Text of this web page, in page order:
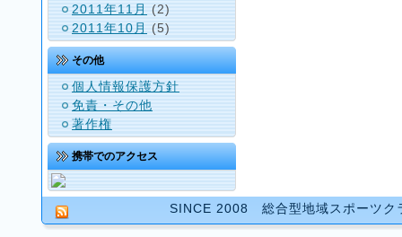
2011年11月 (2)
2011年10月 (5)
その他
個人情報保護方針
免責・その他
著作権
携帯でのアクセス
SINCE 2008 総合型地域スポーツク